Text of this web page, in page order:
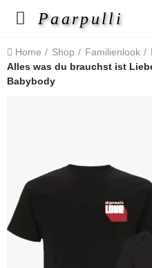
Paarpulli
Home Shop Familienlook
Alles was du brauchst ist
Babybody